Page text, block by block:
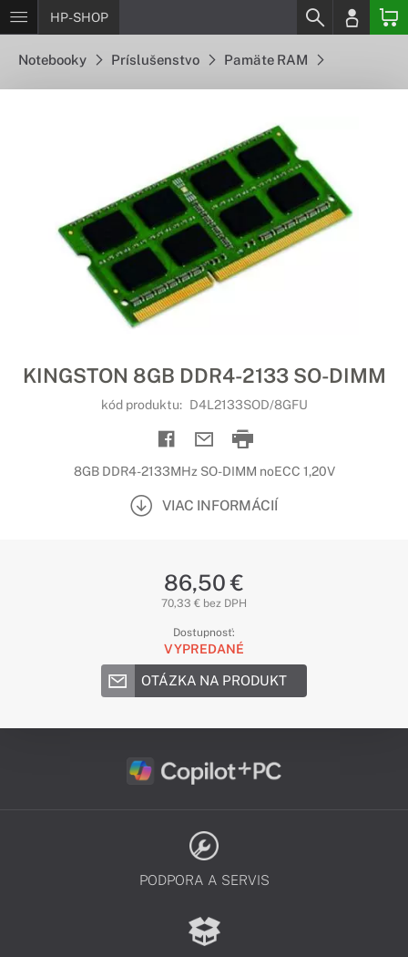
HP-SHOP
Notebooky Príslušenstvo Pamäte RAM
KINGSTON 8GB DDR4-2133 SO-DIMM
kód produktu: D4L2133SOD/8GFU
8GB DDR4-2133MHz SO-DIMM noECC 1,20V
VIAC INFORMÁCIÍ
86,50 €
70,33 € bez DPH
Dostupnosť:
VYPREDANÉ
OTÁZKA NA PRODUKT
PODPORA A SERVIS